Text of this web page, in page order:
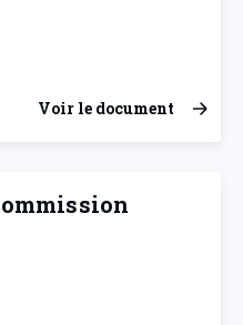
Voir le document